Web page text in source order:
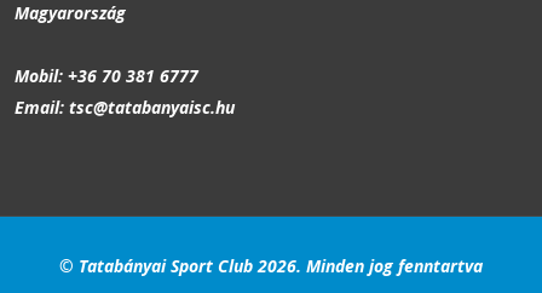
Magyarország
Mobil: +36 70 381 6777
Email: tsc@tatabanyaisc.hu
© Tatabányai Sport Club 2026. Minden jog fenntartva